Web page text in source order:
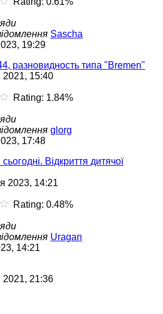
Sascha
19:29
разновидность типа "Bremen"
2021, 15:40
Rating: 1.84%
glorg
17:48
Відкриття дитячої
2023, 14:21
Rating: 0.48%
Uragan
14:21
2021, 21:36